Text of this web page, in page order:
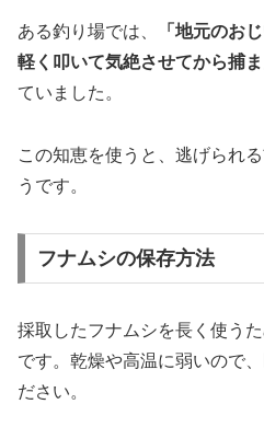
ある釣り場では、
「地元のお
軽く叩いて気絶させてから捕ま
ていました。
この知恵を使うと、逃げられ
うです。
フナムシの保存方法
採取したフナムシを長く使う
です。乾燥や高温に弱いので
ださい。